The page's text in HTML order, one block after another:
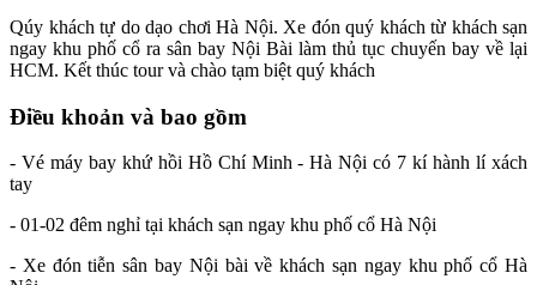
Qúy khách tự do dạo chơi Hà Nội. Xe đón quý khách từ khách sạn
ngay khu phố cổ ra sân bay Nội Bài làm thủ tục chuyến bay về lại
HCM. Kết thúc tour và chào tạm biệt quý khách
Điều khoản và bao gồm
- Vé máy bay khứ hồi Hồ Chí Minh - Hà Nội có 7 kí hành lí xách
tay
- 01-02 đêm nghỉ tại khách sạn ngay khu phố cổ Hà Nội
- Xe đón tiễn sân bay Nội bài về khách sạn ngay khu phố cổ Hà